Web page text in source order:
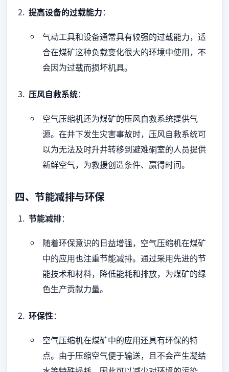
提高设备的过载能力：
气动工具和设备通常具有较强的过载能力，适
合在煤矿这种负载变化很大的环境中使用，不
会因为过载而损坏机具。
压风自救系统：
空气压缩机还为煤矿的压风自救系统提供气
源。在井下发生灾害事故时，压风自救系统可
以为无法及时升井转移到避难硐室的人员提供
新鲜空气，为救援创造条件、赢得时间。
四、节能减排与环保
节能减排：
随着环保意识的日益增强，空气压缩机在煤矿
中的应用也注重节能减排。通过采用先进的节
能技术和材料，降低能耗和排放，为煤矿的绿
色生产贡献力量。
环保性：
空气压缩机在煤矿中的应用还具有环保的特
点。由于压缩空气便于输送，且不会产生凝结